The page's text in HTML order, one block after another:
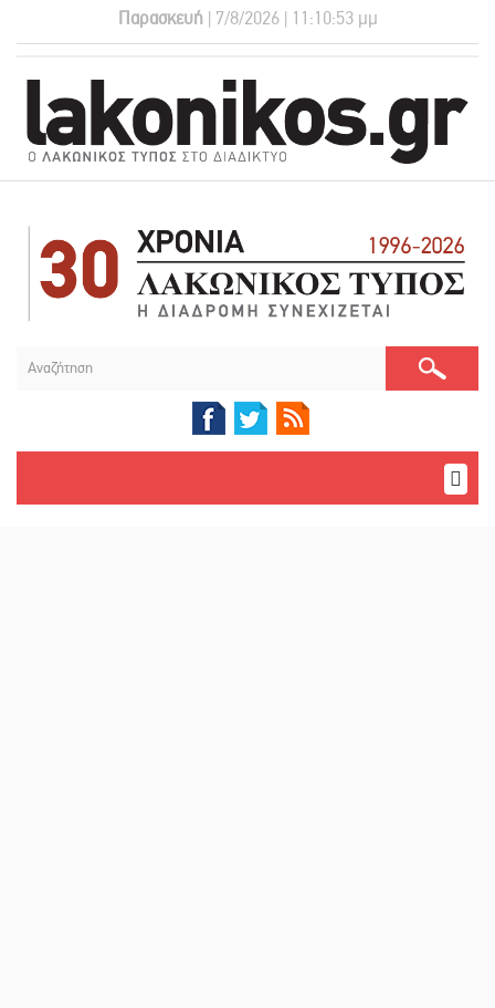
Παρασκευή | 7/8/2026 | 11:10:53 μμ